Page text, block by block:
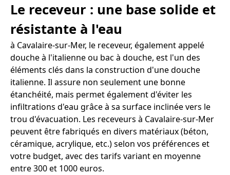
Le receveur : une base solide et
résistante à l'eau
à Cavalaire-sur-Mer, le receveur, également appelé
douche à l'italienne ou bac à douche, est l'un des
éléments clés dans la construction d'une douche
italienne. Il assure non seulement une bonne
étanchéité, mais permet également d'éviter les
infiltrations d'eau grâce à sa surface inclinée vers le
trou d'évacuation. Les receveurs à Cavalaire-sur-Mer
peuvent être fabriqués en divers matériaux (béton,
céramique, acrylique, etc.) selon vos préférences et
votre budget, avec des tarifs variant en moyenne
entre 300 et 1000 euros.